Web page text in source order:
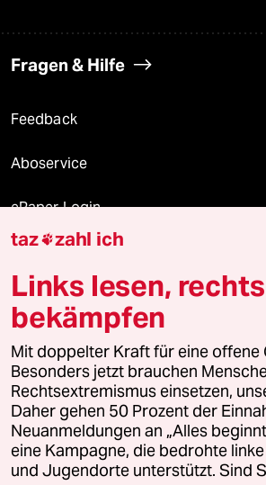
Fragen & Hilfe
Feedback
Aboservice
ePaper Login
Downloads für Abonnierende
© 2026 taz Verlags und Vertriebs GmbH
Alle Rechte vorbehalten. Bei rechtlichen Fragen
wenden Sie sich bitte an
lizenzen@taz.de
Feedback Redaktionsstatut
Leitlinie Informant Datenschutz
taz zahl ich
Links lesen, rechts
bekämpfen
Mit doppelter Kraft für eine offene
Besonders jetzt brauchen
Rechtsextremismus einsetzen,
Daher gehen 50 Prozent der
Neuanmeldungen an „Alles
eine Kampagne, die bedrohte
und Jugendorte unterstützt. Sind